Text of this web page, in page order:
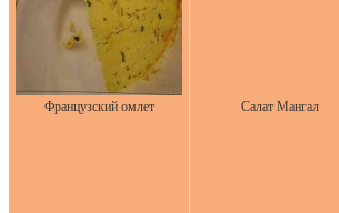
Французский омлет Салат Мангал